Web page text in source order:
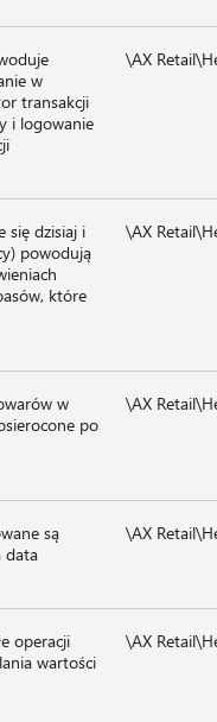
w
transakcji
i logowanie
\AX
się dzisiaj i
powodują
które
\AX
w
po
\AX
są
data
\AX
operacji
wartości
\AX